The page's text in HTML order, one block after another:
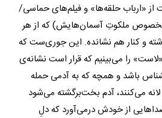
«ارباب حلقه‌ها» و فیلم‌های حماسی/
ملکوتِ آسمان‌هایش) که از هر
و کنار هم نشانده. این‌ جوری‌ست که
را می‌بینیم که قرار است نشانه‌ی
باشد و همچه که به آدمی حمله
می‌کنند، آدم بخت‌برگشته می‌شود
از خودش درمی‌آورد که دلِ